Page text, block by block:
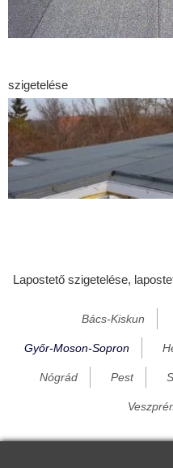
Csapod
Csér
Csömör
Darnózseli
Dénesfa
Dorogháza
Dunakiliti
Dunaszentpál
Egyházasfalu
lapostető
szigetelése
lapostető
Lapostető szigetelése,
Bács-Kiskun
Győr-Moson-Sopron
Nógrád Pest